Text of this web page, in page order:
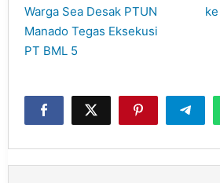
Warga Sea Desak PTUN
Manado Tegas Eksekusi
PT BML 5